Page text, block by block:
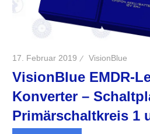
17. Februar 2019 VisionBlue
VisionBlue EMDR-
Konverter –
Primärschaltkreis 1